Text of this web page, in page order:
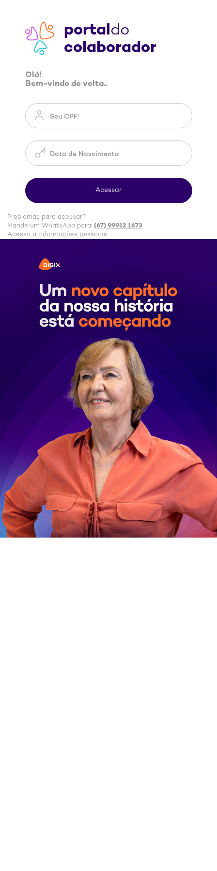
portaldo
colaborador
Olá!
Bem-vindo de volta..
Problemas para acessar?
Mande um WhatsApp para: (67) 99912 1673
Acesso a informações pessoais